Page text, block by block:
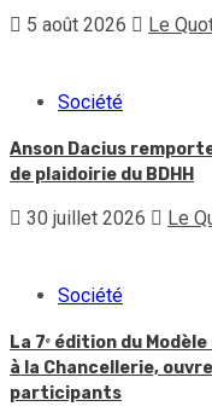
5 août 2026 Le
Société
Anson Dacius
de plaidoirie du BDHH
30 juillet 2026 Le
Société
La 7ᵉ édition du
à la Chancellerie,
participants